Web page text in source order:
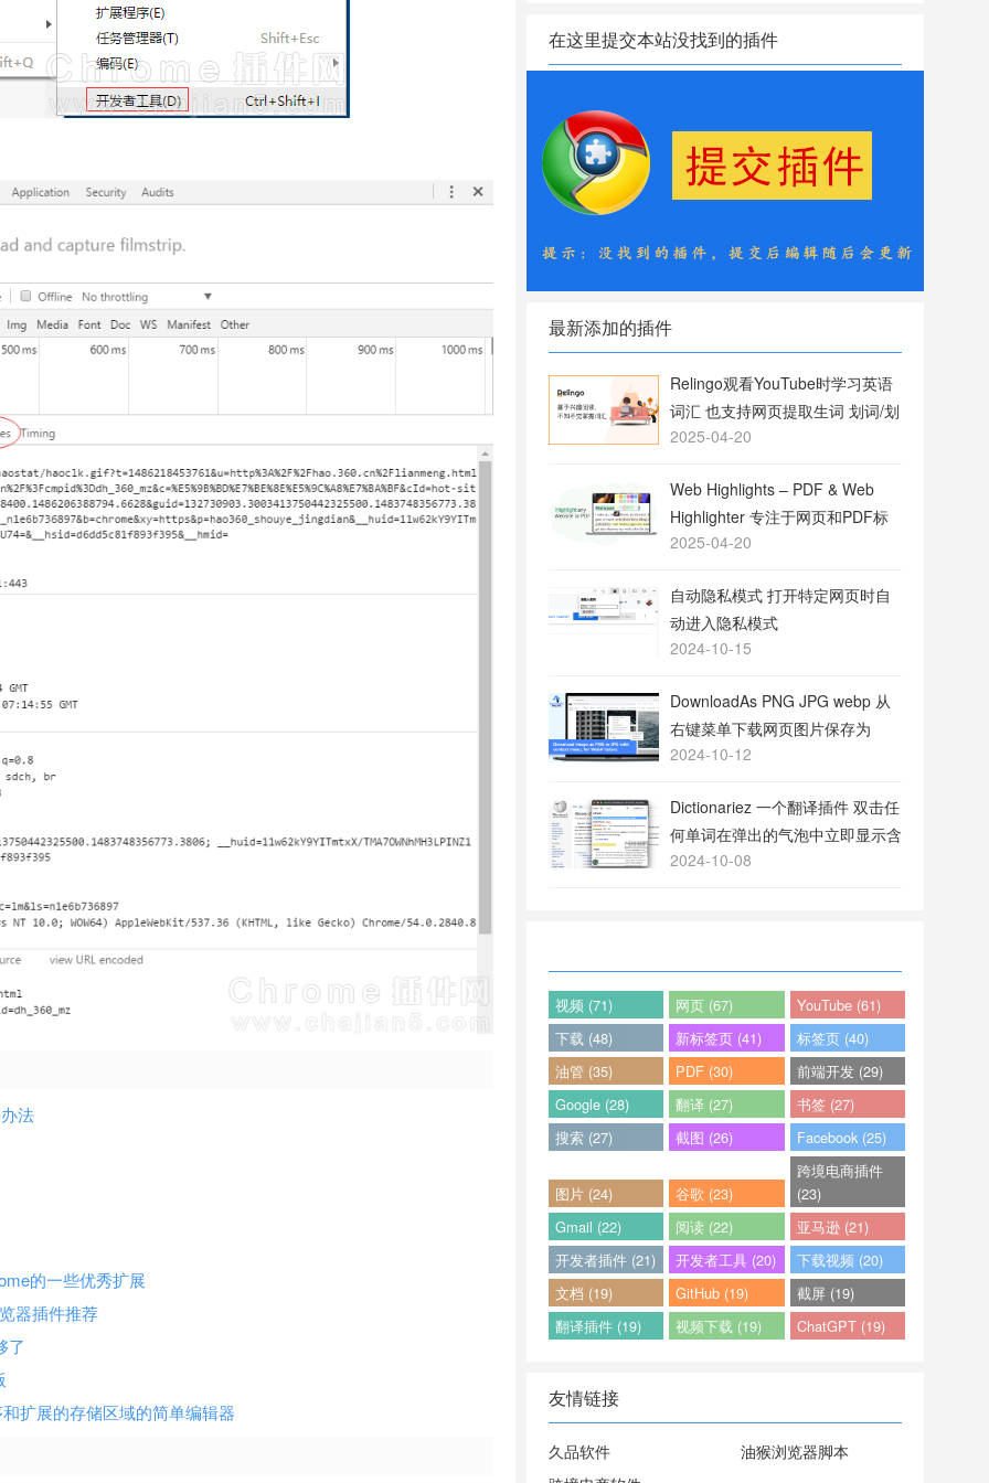
法
的一些优秀扩展
器插件推荐
了
扩展的存储区域的简单编辑器
在这里提交本站没找到的插件
最新添加的插件
Relingo观看YouTube时学习英语
词汇 也支持网页提取生词 划词/划
句翻译
2025-04-20
Web Highlights – PDF & Web
Highlighter 专注于网页和PDF标
注的工具
2025-04-20
自动隐私模式 打开特定网页时自
动进入隐私模式
2024-10-15
DownloadAs PNG JPG webp 从
右键菜单下载网页图片保存为
PNG或JPG格式
2024-10-12
Dictionariez 一个翻译插件 双击任
何单词在弹出的气泡中立即显示含
义
2024-10-08
视频 (71) 网页 (67)
YouTube (61)
下载 (48)
新标签页 (41)
标签页 (40)
油管 (35)
PDF (30)
前端开发 (29)
Google (28)
翻译 (27)
书签 (27)
搜索 (27)
截图 (26) Facebook (25)
图片 (24) 谷歌 (23)
跨境电商插件
(23)
Gmail (22)
阅读 (22)
亚马逊 (21)
开发者插件 (21)
开发者工具 (20)
下载视频 (20)
文档 (19)
GitHub (19)
截屏 (19)
翻译插件 (19)
视频下载 (19) ChatGPT (19)
友情链接
久品软件
油猴浏览器脚本